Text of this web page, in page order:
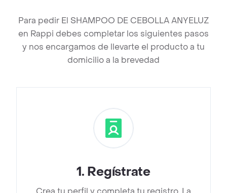
Para pedir El SHAMPOO DE CEBOLLA ANYELUZ
en Rappi debes completar los siguientes pasos
y nos encargamos de llevarte el producto a tu
domicilio a la brevedad
1. Regístrate